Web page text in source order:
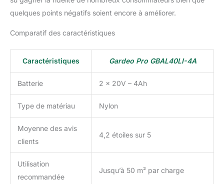
quelques points négatifs soient encore à améliorer.
Comparatif des caractéristiques
Caractéristiques Gardeo Pro GBAL40LI-4A
Batterie 2 x 20V – 4Ah
Type de matériau Nylon
Moyenne des avis
clients
4,2 étoiles sur 5
Utilisation
recommandée
Jusqu’à 50 m² par charge